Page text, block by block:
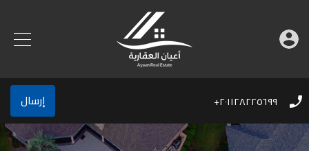
٢٠١١٢٨٢٢٥٦٩٩+ إرسال